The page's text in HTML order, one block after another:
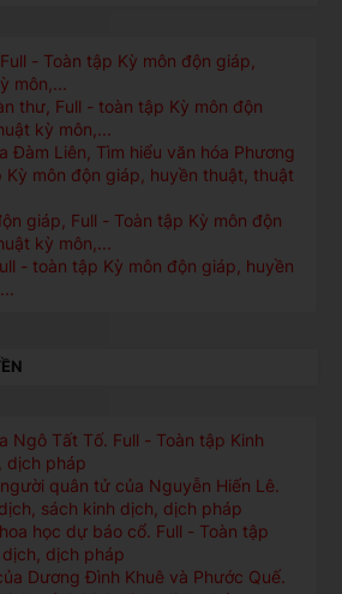
- Toàn tập Kỳ môn độn giáp,
môn,...
thư, Full - toàn tập Kỳ môn độn
kỳ môn,...
Đàm Liên, Tìm hiểu văn hóa Phương
môn độn giáp, huyền thuật, thuật
giáp, Full - Toàn tập Kỳ môn độn
kỳ môn,...
- toàn tập Kỳ môn độn giáp, huyền
Ngô Tất Tố. Full - Toàn tập Kinh
dịch pháp
quân tử của Nguyễn Hiến Lê.
sách kinh dịch, dịch pháp
học dự báo cổ. Full - Toàn tập
dịch pháp
Dương Đình Khuê và Phước Quế.